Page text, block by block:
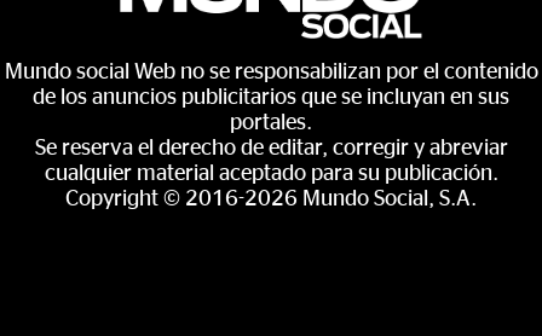
Mundo social Web no se responsabilizan por el contenido
de los anuncios publicitarios que se incluyan en sus
portales.
Se reserva el derecho de editar, corregir y abreviar
cualquier material aceptado para su publicación.
Copyright © 2016-2026 Mundo Social, S.A.